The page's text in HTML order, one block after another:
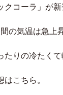
クコーラ」が新
の気温は急上
たりの冷たく
はこちら。